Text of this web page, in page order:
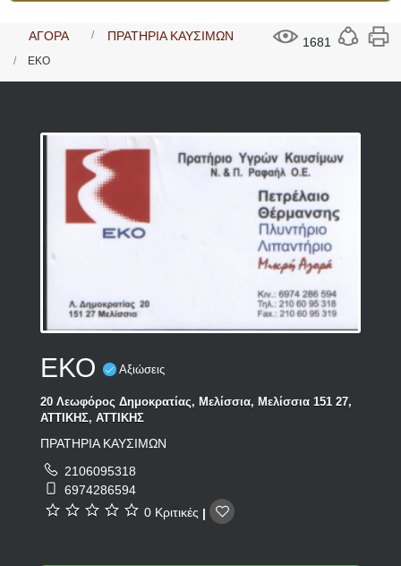
1681
ΑΓΟΡΑ ΠΡΑΤΗΡΙΑ ΚΑΥΣΙΜΩΝ
ΕΚΟ
ΕΚΟ Αξιώσεις
20 Λεωφόρος Δημοκρατίας, Μελίσσια, Μελίσσια 151 27,
ΑΤΤΙΚΗΣ, ΑΤΤΙΚΗΣ
ΠΡΑΤΗΡΙΑ ΚΑΥΣΙΜΩΝ
2106095318
6974286594
0 Κριτικές |